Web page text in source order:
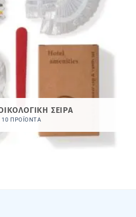
ΣΕΙΡΑ
10 ΠΡΟΪΌΝΤΑ